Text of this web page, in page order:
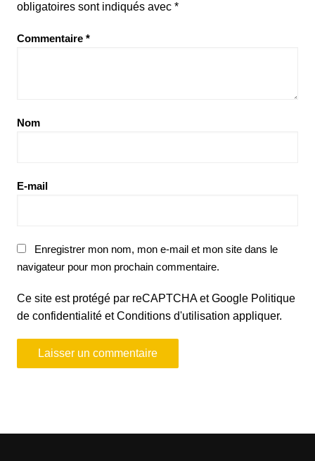
obligatoires sont indiqués avec *
Commentaire *
Nom
E-mail
Enregistrer mon nom, mon e-mail et mon site dans le
navigateur pour mon prochain commentaire.
Ce site est protégé par reCAPTCHA et Google Politique
de confidentialitéetConditions d'utilisation appliquer.